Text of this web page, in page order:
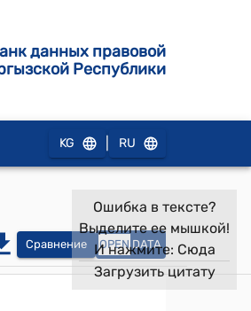
данных правовой
Республики
KG RU
Сравнение OPEN DATA
Ошибка в тексте?
Выделите ее мышкой!
И нажмите: Сюда
Загрузить цитату